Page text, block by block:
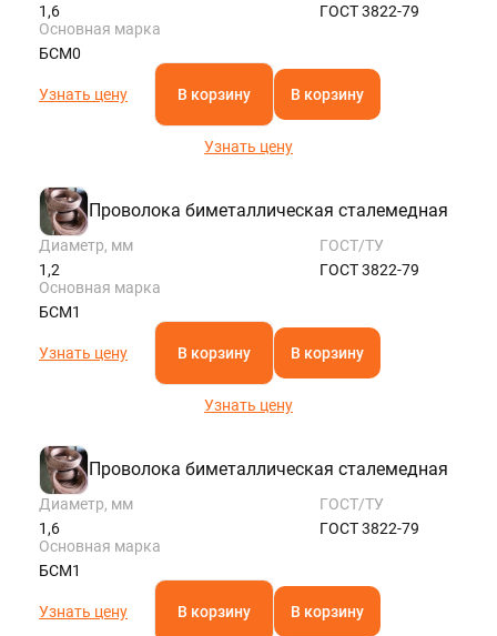
1,6
ГОСТ 3822-79
Основная марка
БСМ0
Узнать цену В корзину В корзину
Узнать цену
Проволока биметаллическая сталемедная
Диаметр, мм
1,2
ГОСТ/ТУ
ГОСТ 3822-79
Основная марка
БСМ1
Узнать цену В корзину В корзину
Узнать цену
Проволока биметаллическая сталемедная
Диаметр, мм
1,6
ГОСТ/ТУ
ГОСТ 3822-79
Основная марка
БСМ1
Узнать цену В корзину В корзину